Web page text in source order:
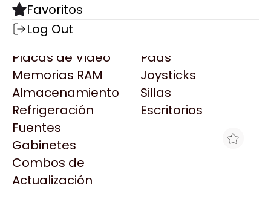
Componentes
Motherboards
Microprocesadores
Placas de Video
Memorias RAM
Almacenamiento
Refrigeración
Fuentes
Gabinetes
Combos de
Actualización
Pads
Joysticks
Sillas
Escritorios
Todas las Marcas
AMD
AULA
Acer
Adata
AeroCool
Antec
Arkham
Asrock
Destacadas
Favoritos
Log Out
HDD SAS HPE 12TB 7.2K LFF LP 512E DS